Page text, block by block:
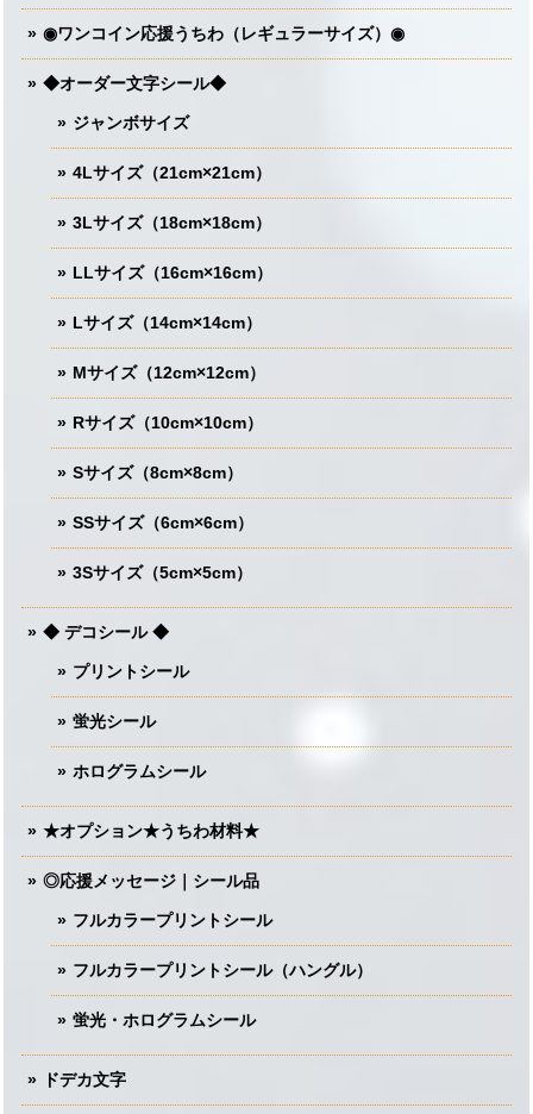
◉ワンコイン応援うちわ（レギュラーサイズ）◉
◆オーダー文字シール◆
ジャンボサイズ
4Lサイズ（21cm×21cm）
3Lサイズ（18cm×18cm）
LLサイズ（16cm×16cm）
Lサイズ（14cm×14cm）
Mサイズ（12cm×12cm）
Rサイズ（10cm×10cm）
Sサイズ（8cm×8cm）
SSサイズ（6cm×6cm）
3Sサイズ（5cm×5cm）
◆ デコシール ◆
プリントシール
蛍光シール
ホログラムシール
★オプション★うちわ材料★
◎応援メッセージ｜シール品
フルカラープリントシール
フルカラープリントシール（ハングル）
蛍光・ホログラムシール
ドデカ文字